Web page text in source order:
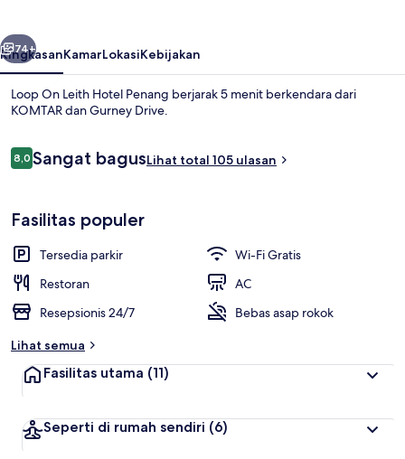
Sarapan masakan setempat setiap
Berikutnya
74+
RingkasanKamarLokasiKebijakan
Loop On Leith Hotel Penang berjarak 5 menit berkendara dari
KOMTAR dan Gurney Drive.
Ulasan
8,08,0 dari 10
Sangat bagusLihat total 105 ulasan
Fasilitas populer
Tersedia parkir
Wi-Fi Gratis
Restoran
AC
Resepsionis 24/7
Bebas asap rokok
Lihat semua
Fasilitas utama (11)
Seperti di rumah sendiri (6)